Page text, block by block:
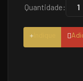
Quantidade: